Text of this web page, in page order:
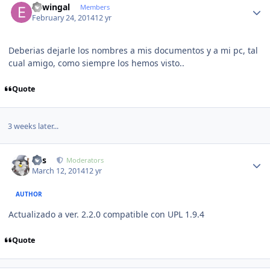
edwingal Members
February 24, 201412 yr
Deberias dejarle los nombres a mis documentos y a mi pc, tal
cual amigo, como siempre los hemos visto..
Quote
3 weeks later...
luis Moderators
March 12, 201412 yr
AUTHOR
Actualizado a ver. 2.2.0 compatible con UPL 1.9.4
Quote